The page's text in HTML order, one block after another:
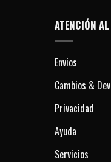
ATENCIÓN
Envios
Cambios &
Privacidad
Ayuda
Servicios